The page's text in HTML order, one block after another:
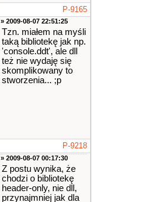
P-9165
» 2009-08-07 22:51:25
Tzn. miałem na myśli
taką bibliotekę jak np.
'console.ddt', ale dll
też nie wydaję się
skomplikowany to
stworzenia... ;p
P-9218
» 2009-08-07 00:17:30
Z postu wynika, że
chodzi o bibliotekę
header-only, nie dll,
przynajmniej jak dla